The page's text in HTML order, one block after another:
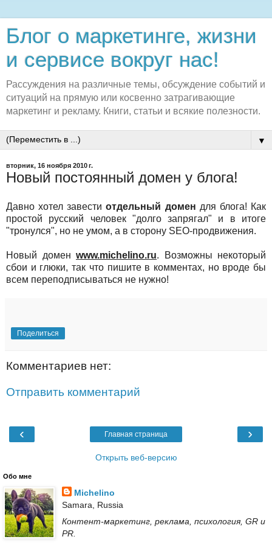
Блог о маркетинге, жизни
и сервисе вокруг нас!
Рассуждения на различные темы, обсуждение событий и
ситуаций на прямую или косвенно затрагивающие
маркетинг и рекламу. Книги, статьи и всякие полезности.
▼
вторник, 16 ноября 2010 г.
Новый постоянный домен у блога!
Давно хотел завестиотдельный домен для блога! Как
простой русский человек "долго запрягал" и в итоге
"тронулся", но не умом, а в сторону SEO-продвижения.
Новый домен www.michelino.ru. Возможны некоторый
сбои и глюки, так что пишите в комментах, но вроде бы
всем переподписываться не нужно!
Поделиться
Комментариев нет:
Отправить комментарий
‹ ›
Главная страница
Открыть веб-версию
Обо мне
Michelino
Samara, Russia
Контент-маркетинг, реклама, психология, GR и
PR.